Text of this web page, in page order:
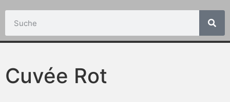
Cuvée Rot